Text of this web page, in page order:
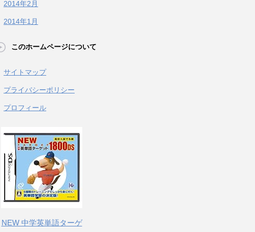
2014年2月
2014年1月
このホームページについて
サイトマップ
プライバシーポリシー
プロフィール
NEW 中学英単語ターゲ